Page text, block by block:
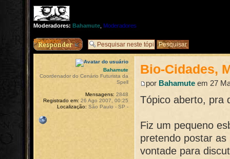
Moderadores: Bahamute Moderadores
Responder
Bio-Cidades,
por Bahamute em 27
Tópico aberto, pra
Fiz um pequeno
pretendo postar
vontade para
Bahamute
Coordenador do Cenário Futurista da
Spell
Mensagens: 2848
Registrado em: 26 Ago 2007, 00:25
Localização: São Paulo - SP -